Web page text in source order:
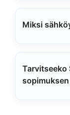
Miksi
Tarvitseeko